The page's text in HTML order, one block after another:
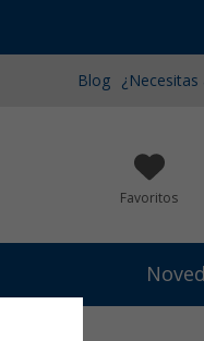
Blog ¿Necesitas
Favoritos